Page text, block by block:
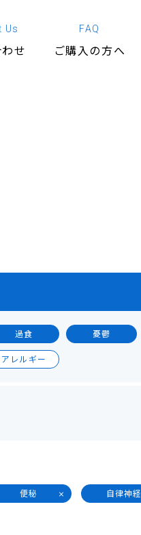
Us
せ
FAQ
ご購入の方へ
過食 憂鬱
アレルギー
便秘 自律神経